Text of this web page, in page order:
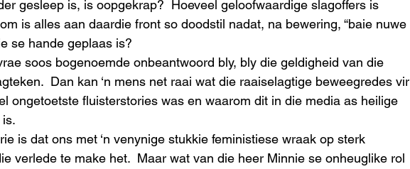
gesleep is, is oopgekrap?  Hoeveel geloofwaardige slagoffers is
is alles aan daardie front so doodstil nadat, na bewering, “baie nuwe
se hande geplaas is?
soos bogenoemde onbeantwoord bly, bly die geldigheid van die
Dan kan ‘n mens net raai wat die raaiselagtige beweegredes vir
ongetoetste fluisterstories was en waarom dit in die media as heilige
is dat ons met ‘n venynige stukkie feministiese wraak op sterk
verlede te make het.  Maar wat van die heer Minnie se onheuglike rol